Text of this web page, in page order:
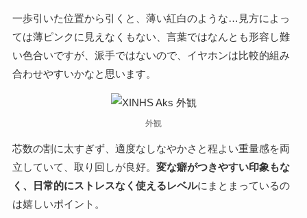
一歩引いた位置から引くと、薄い紅白のような…見方によっ
ては薄ピンクに見えなくもない、言葉ではなんとも形容し難
い色合いですが、派手ではないので、イヤホンは比較的組み
合わせやすいかなと思います。
外観
芯数の割に太すぎず、適度なしなやかさと程よい重量感を両
立していて、取り回しが良好。 変な癖がつきやすい印象もな
く、日常的にストレスなく使えるレベルにまとまっているの
は嬉しいポイント。